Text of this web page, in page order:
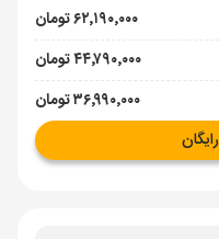
۶۲٬۱۹۰٬۰۰۰ تومان
۴۴٬۷۹۰٬۰۰۰ تومان
۳۶٬۹۹۰٬۰۰۰ تومان